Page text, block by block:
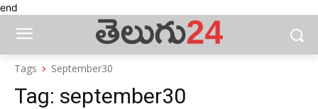
end
Tags September30
Tag: september30